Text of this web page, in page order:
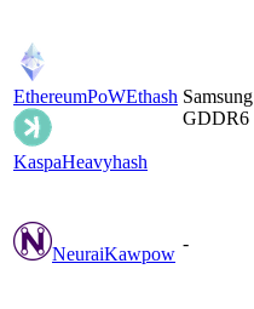
EthereumPoWEthash
KaspaHeavyhash
Samsung
GDDR6
NeuraiKawpow
-